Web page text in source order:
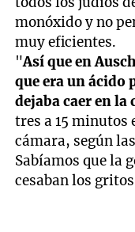
monóxido y no
muy eficientes.
"Así que en
que era un ácido
dejaba caer en la
tres a 15 minutos
cámara, según
Sabíamos que la
cesaban los